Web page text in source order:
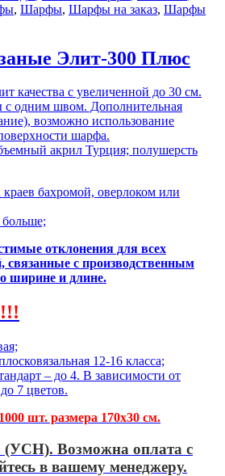
, Шарфы, Шарфы на заказ, Шарфы
Элит-300 Плюс
качества с увеличенной до 30 см.
одним швом. Дополнительная
возможно использование
шарфа.
акрил Турция; полушерсть
краев бахромой, оверлоком или
больше;
отклонения для всех
связанные с производственным
ширине и длине.
12-16 класса;
– до 4. В зависимости от
7 цветов.
шт. размера 170х30 см.
Возможна оплата с
в вашему менеджеру.